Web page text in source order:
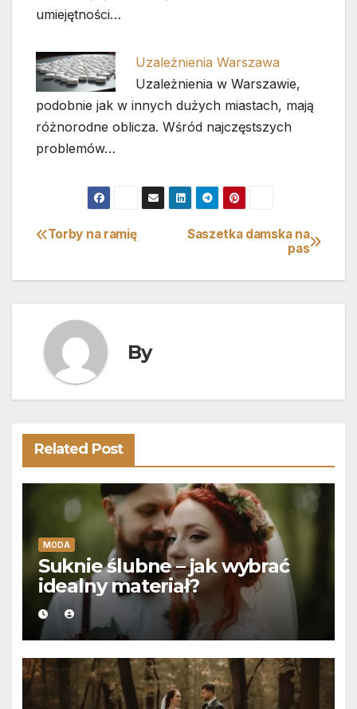
umiejętności…
Uzależnienia Warszawa
Uzależnienia w Warszawie,
podobnie jak w innych dużych miastach, mają
różnorodne oblicza. Wśród najczęstszych
problemów…
Nawigacja
wpisu
Saszetka damska na
pas
Torby na ramię
By
Related Post
MODA
Suknie ślubne – jak wybrać
idealny materiał?